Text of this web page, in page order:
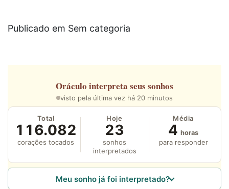
Publicado em Sem categoria
Oráculo interpreta seus sonhos
visto pela última vez há 20 minutos
Total
116.082
corações tocados
Hoje
23
sonhos
interpretados
Média
4 horas
para responder
Meu sonho já foi interpretado?